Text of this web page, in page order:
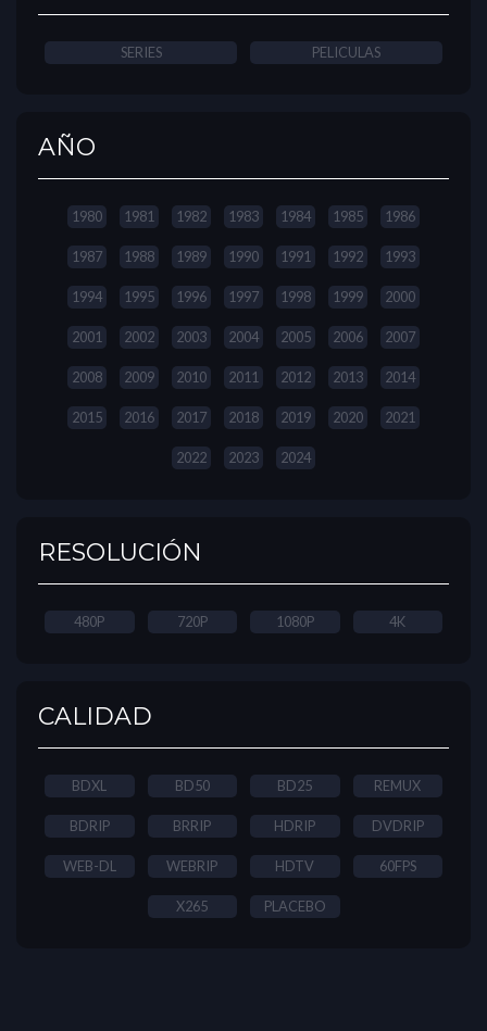
SERIES PELICULAS
AÑO
1980 1981 1982 1983 1984 1985 1986
1987 1988 1989 1990 1991 1992 1993
1994 1995 1996 1997 1998 1999 2000
2001 2002 2003 2004 2005 2006 2007
2008 2009 2010 2011 2012 2013 2014
2015 2016 2017 2018 2019 2020 2021
2022 2023 2024
RESOLUCIÓN
480P 720P 1080P 4K
CALIDAD
BDXL BD50 BD25 REMUX
BDRIP BRRIP HDRIP DVDRIP
WEB-DL WEBRIP HDTV 60FPS
X265 PLACEBO